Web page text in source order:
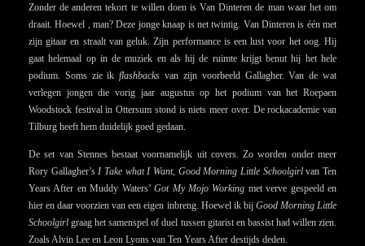
Zonder de anderen tekort te willen doen is Van Dinteren de man waar het om
draait. Hoewel , man? Deze jonge knaap is net twintig. Van Dinteren is één met
zijn gitaar en straalt van geluk. Zijn performance is een lust voor het oog. Hij
gaat helemaal op in de muziek en als hij de ruimte krijgt benut hij het hele
podium. Soms zie ikflashbacks van zijn voorbeeld Gallagher. Van de wat
verlegen jongen die vorig jaar augustus op het podium van het Roepaen
Woodstock festival in Ottersum stond is niets meer over. De rockacademie van
Tilburg heeft hem duidelijk goed gedaan.
De set van Stennes bestaat voornamelijk uit covers. Zo worden onder meer
Rory Gallagher’s I Take what I Want, Good Morning Little Schoolgirlvan Ten
Years After en Muddy Waters’Got My Mojo Working met verve gespeeld en
hier en daar voorzien van een eigen inbreng. Hoewel ik bij Good Morning Little
Schoolgirl graag het samenspel of duel tussen gitarist en bassist had willen zien.
Zoals Alvin Lee en Leon Lyons van Ten Years After destijds deden.